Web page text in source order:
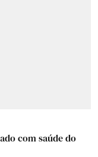
com saúde do